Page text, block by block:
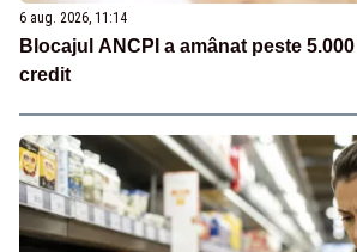
6 aug. 2026, 11:14
Blocajul ANCPI a amânat peste
credit